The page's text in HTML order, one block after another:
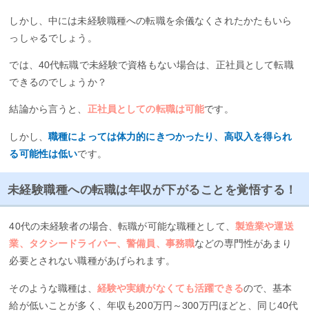
しかし、中には未経験職種への転職を余儀なくされたかたもいら
っしゃるでしょう。
では、40代転職で未経験で資格もない場合は、正社員として転職
できるのでしょうか？
結論から言うと、 正社員としての転職は可能です。
しかし、職種によっては体力的にきつかったり、高収入を得られ
る可能性は低いです。
未経験職種への転職は年収が下がることを覚悟する！
40代の未経験者の場合、転職が可能な職種として、 製造業や運送
業、タクシードライバー、警備員、事務職などの専門性があまり
必要とされない職種があげられます。
そのような職種は、 経験や実績がなくても活躍できるので、基本
給が低いことが多く、年収も200万円～300万円ほどと、同じ40代